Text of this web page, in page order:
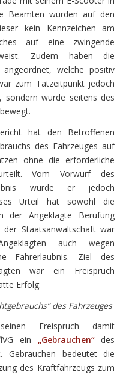
Beamten wurden auf den
kein Kennzeichen am
auf eine zwingende
Zudem haben die
welche positiv
zum Tatzeitpunkt jedoch
, sondern wurde seitens des
hat den Betroffenen
des Fahrzeuges auf
ohne die erforderliche
Vom Vorwurf des
wurde er jedoch
Urteil hat sowohl die
der Angeklagte Berufung
Staatsanwaltschaft war
auch wegen
Fahrerlaubnis. Ziel des
war ein Freispruch
Erfolg.
des Fahrzeuges
Freispruch damit
ein „Gebrauchen“des
Gebrauchen bedeutet die
des Kraftfahrzeugs zum